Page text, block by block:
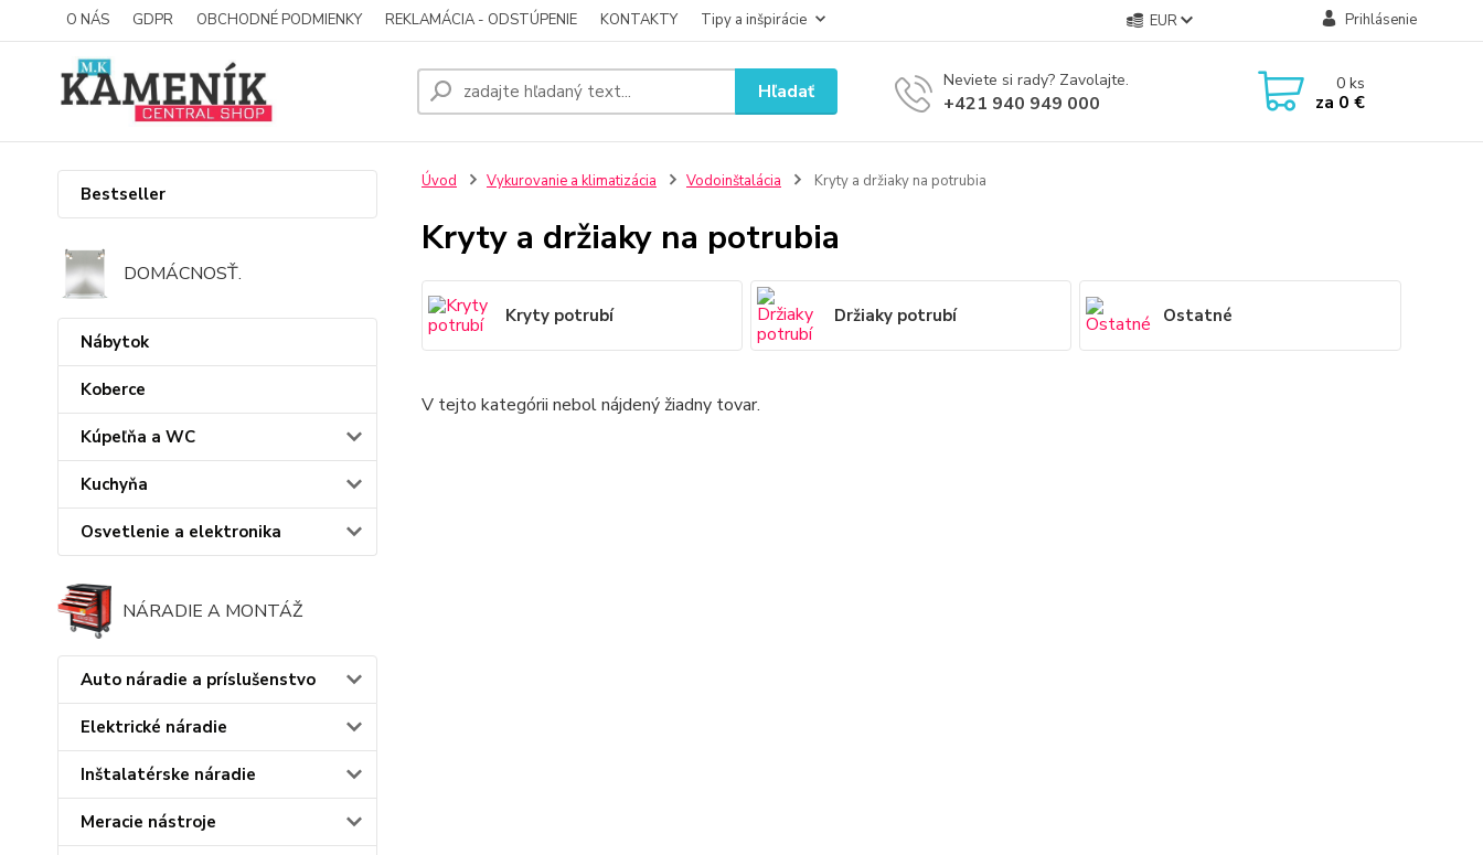
O NÁS GDPR OBCHODNÉ PODMIENKY REKLAMÁCIA - ODSTÚPENIE KONTAKTY Tipy a inšpirácie EUR Prihlásenie
Hľadať Neviete si rady? Zavolajte.
+421 940 949 000
0ks
za 0 €
Bestseller
DOMÁCNOSŤ.
Nábytok
Koberce
Kúpeľňa a WC
Kuchyňa
Osvetlenie a elektronika
NÁRADIE A MONTÁŽ
Auto náradie a príslušenstvo
Elektrické náradie
Inštalatérske náradie
Meracie nástroje
Úvod Vykurovanie a klimatizácia Vodoinštalácia Kryty a držiaky na potrubia
Kryty a držiaky na potrubia
Kryty potrubí Držiaky potrubí Ostatné
V tejto kategórii nebol nájdený žiadny tovar.